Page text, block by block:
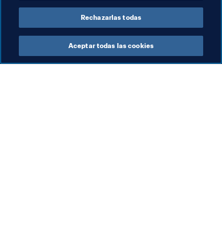
Documentos Relacionados
Rechazarlas todas
Aceptar todas las cookies